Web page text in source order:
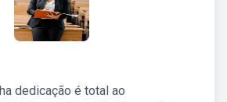
dedicação é total ao